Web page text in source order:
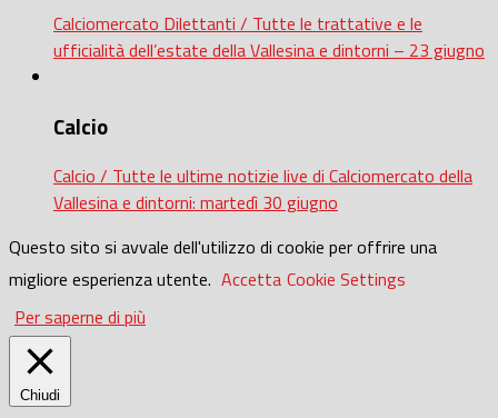
Calciomercato Dilettanti / Tutte le trattative e le
ufficialità dell’estate della Vallesina e dintorni – 23 giugno
Calcio
Calcio / Tutte le ultime notizie live di Calciomercato della
Vallesina e dintorni: martedì 30 giugno
Questo sito si avvale dell'utilizzo di cookie per offrire una
migliore esperienza utente. Accetta Cookie Settings
Per saperne di più
Chiudi